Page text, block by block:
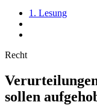
1. Lesung
Recht
sollen